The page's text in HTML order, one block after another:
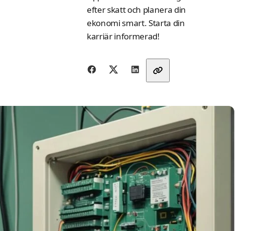
efter skatt och planera din
ekonomi smart. Starta din
karriär informerad!
Dela med vänner